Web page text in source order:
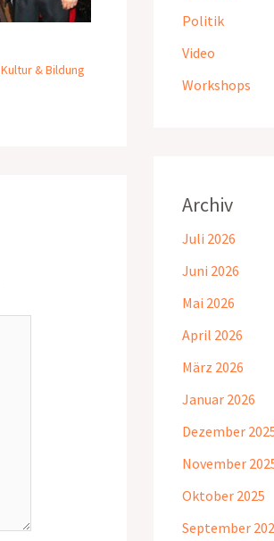
Kultur & Bildung
Politik
Video
Workshops
Archiv
Juli 2026
Juni 2026
Mai 2026
April 2026
März 2026
Januar 2026
Dezember
November
Oktober 2025
September